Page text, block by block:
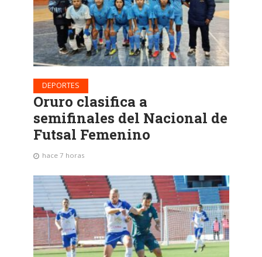
DEPORTES
Oruro clasifica a
semifinales del Nacional de
Futsal Femenino
hace 7 horas